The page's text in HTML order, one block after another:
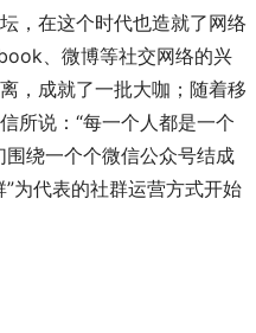
，在这个时代也造就了网络
、微博等社交网络的兴
，成就了一批大咖；随着移
所说：“每一个人都是一个
绕一个个微信公众号结成
为代表的社群运营方式开始